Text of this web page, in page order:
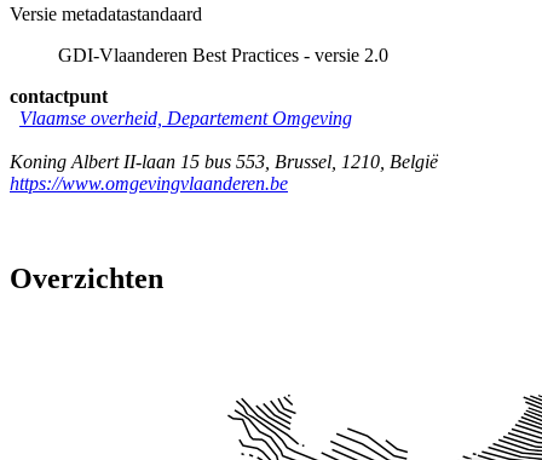
Versie metadatastandaard
GDI-Vlaanderen Best Practices - versie 2.0
contactpunt
Vlaamse overheid, Departement Omgeving
Koning Albert II-laan 15 bus 553 Brussel 1210 België
https://www.omgevingvlaanderen.be
Overzichten